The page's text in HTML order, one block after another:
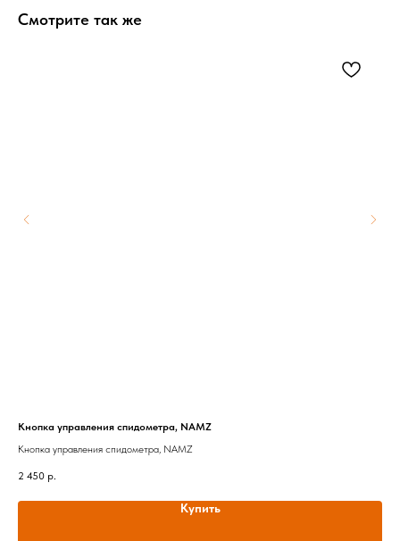
Смотрите так же
Кнопка управления спидометра, NAMZ
Кнопка управления спидометра, NAMZ
2 450 р.
Купить